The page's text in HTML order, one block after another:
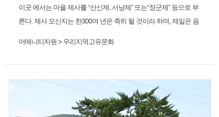
이곳 에서는 마을 제사를 “산신제․서낭제” 또는“장군제” 등으로 부
른다. 제사 모신지는 한300여 년은 족히 될 것이라 하며, 제일은 음
어메니티자원 > 우리지역고유문화